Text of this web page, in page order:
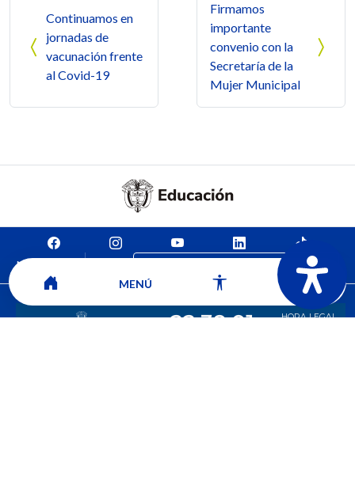
Continuamos en
jornadas de
vacunación frente
al Covid-19
Firmamos
importante
convenio con la
Secretaría de la
Mujer Municipal
Mapa del sitio Ver ubicación y horarios de atención
MENÚ